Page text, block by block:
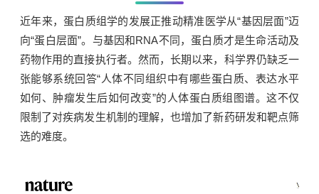
近年来，蛋白质组学的发展正推动精准医学从“基因层面”迈
向“蛋白层面”。与基因和RNA不同，蛋白质才是生命活动及
药物作用的直接执行者。然而，长期以来，科学界仍缺乏一
张能够系统回答“人体不同组织中有哪些蛋白质、表达水平
如何、肿瘤发生后如何改变”的人体蛋白质组图谱。这不仅
限制了对疾病发生机制的理解，也增加了新药研发和靶点筛
选的难度。